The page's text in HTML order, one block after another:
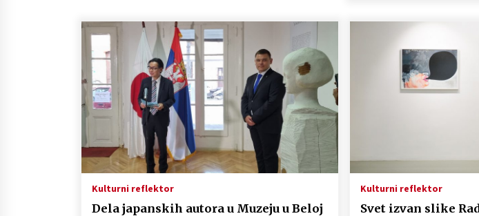
Kulturni reflektor
Dela japanskih autora u Muzeju u Beloj
Kulturni reflektor
Svet izvan slike